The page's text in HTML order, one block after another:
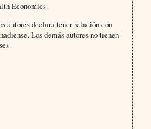
Economics.
autores declara tener relación con
Los demás autores no tienen